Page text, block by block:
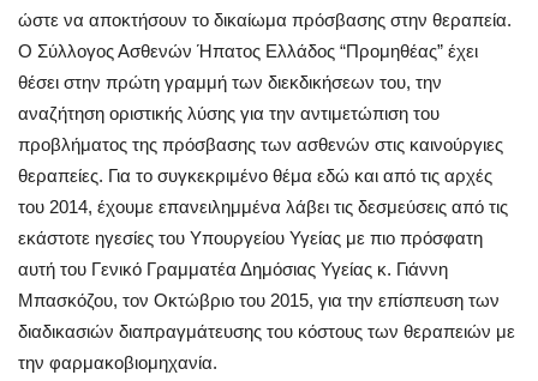
ώστε να αποκτήσουν το δικαίωμα πρόσβασης στην θεραπεία.
Ο Σύλλογος Ασθενών Ήπατος Ελλάδος “Προμηθέας” έχει
θέσει στην πρώτη γραμμή των διεκδικήσεων του, την
αναζήτηση οριστικής λύσης για την αντιμετώπιση του
προβλήματος της πρόσβασης των ασθενών στις καινούργιες
θεραπείες. Για το συγκεκριμένο θέμα εδώ και από τις αρχές
του 2014, έχουμε επανειλημμένα λάβει τις δεσμεύσεις από τις
εκάστοτε ηγεσίες του Υπουργείου Υγείας με πιο πρόσφατη
αυτή του Γενικό Γραμματέα Δημόσιας Υγείας κ. Γιάννη
Μπασκόζου, τον Οκτώβριο του 2015, για την επίσπευση των
διαδικασιών διαπραγμάτευσης του κόστους των θεραπειών με
την φαρμακοβιομηχανία.